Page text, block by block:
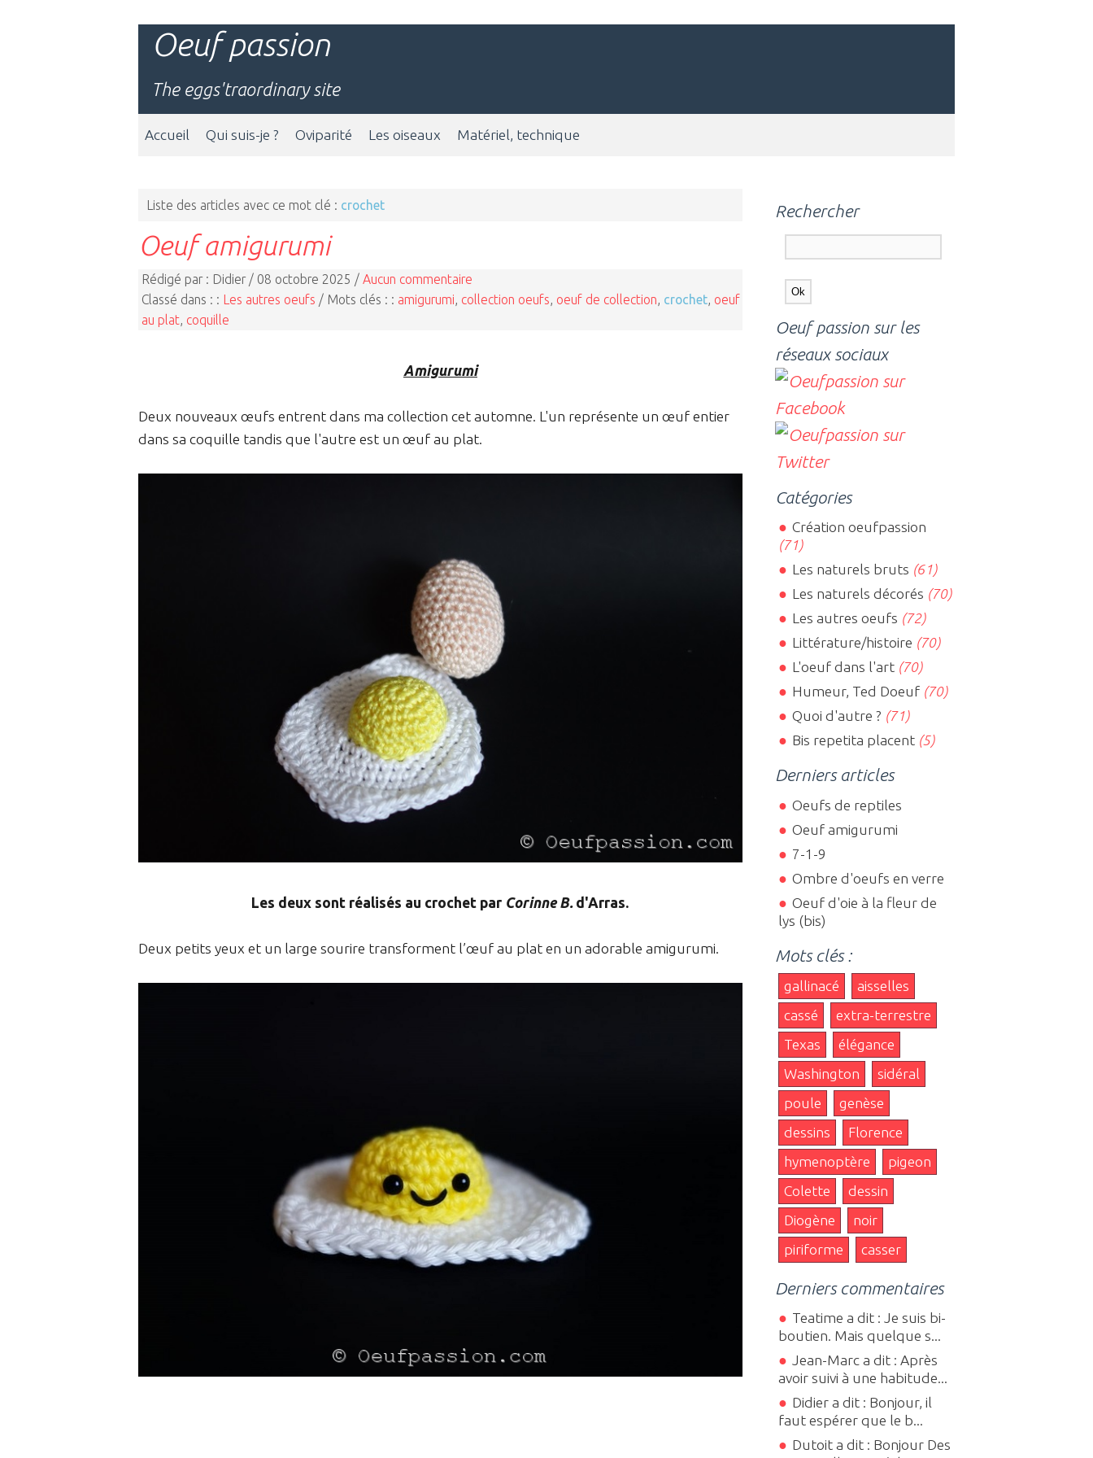
Oeuf passion
The eggs'traordinary site
Accueil Qui suis-je ? Oviparité Les oiseaux Matériel, technique
Liste des articles avec ce mot clé : crochet
Oeuf amigurumi
Rédigé par : Didier / 08 octobre 2025 / Aucun commentaire
Classé dans : : Les autres oeufs / Mots clés : : amigurumi collection oeufs oeuf de collection crochet oeuf
au plat coquille
Amigurumi
Deux nouveaux œufs entrent dans ma collection cet automne. L'un représente un œuf entier
dans sa coquille tandis que l'autre est un œuf au plat.
Les deux sont réalisés au crochet par Corinne B.d'Arras.
Deux petits yeux et un large sourire transforment l’œuf au plat en un adorable amigurumi.
Rechercher
Oeuf passion sur les
réseaux sociaux
Catégories
Création oeufpassion
(71)
Les naturels bruts (61)
Les naturels décorés (70)
Les autres oeufs (72)
Littérature/histoire (70)
L'oeuf dans l'art(70)
Humeur, Ted Doeuf(70)
Quoi d'autre ? (71)
Bis repetita placent(5)
Derniers articles
Oeufs de reptiles
Oeuf amigurumi
7-1-9
Ombre d'oeufs en verre
Oeuf d'oie à la fleur de
lys (bis)
Mots clés :
gallinacé
aisselles
cassé
extra-terrestre
Texas
élégance
Washington
sidéral
poule
genèse
dessins
Florence
hymenoptère
pigeon
Colette
dessin
Diogène
noir
piriforme
casser
Derniers commentaires
Teatime a dit : Je suis bi-
boutien. Mais quelque s...
Jean-Marc a dit : Après
avoir suivi à une habitude...
Didier a dit : Bonjour, il
faut espérer que le b...
Dutoit a dit : Bonjour Des